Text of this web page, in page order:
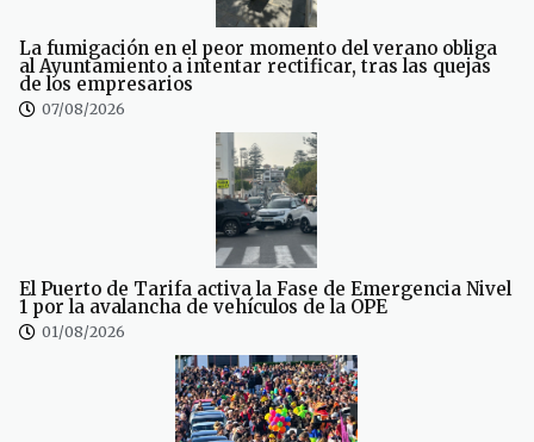
La fumigación en el peor momento del verano obliga
al Ayuntamiento a intentar rectificar, tras las quejas
de los empresarios
07/08/2026
El Puerto de Tarifa activa la Fase de Emergencia Nivel
1 por la avalancha de vehículos de la OPE
01/08/2026